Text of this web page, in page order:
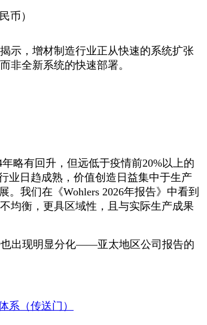
币）
示，增材制造行业正从快速的系统扩张
非全新系统的快速部署。
略有回升，但远低于疫情前20%以上的
业日趋成熟，价值创造日益集中于生产
我们在《Wohlers 2026年报告》中看到
均衡，更具区域性，且与实际生产成果
也出现明显分化——亚太地区公司报告的
系（传送门）